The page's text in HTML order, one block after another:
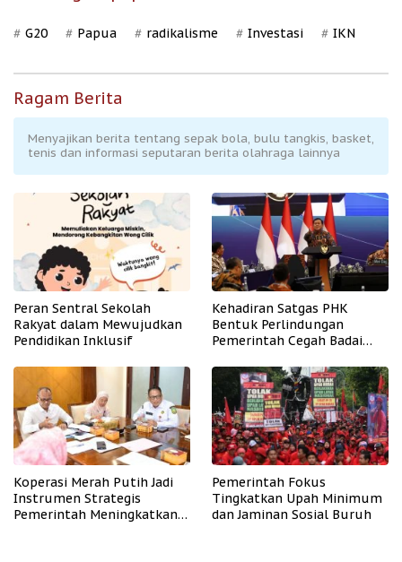
G20 Papua radikalisme Investasi IKN
Ragam Berita
Menyajikan berita tentang sepak bola, bulu tangkis, basket,
tenis dan informasi seputaran berita olahraga lainnya
Peran Sentral Sekolah
Rakyat dalam Mewujudkan
Pendidikan Inklusif
Kehadiran Satgas PHK
Bentuk Perlindungan
Pemerintah Cegah Badai
Koperasi Merah Putih Jadi
Instrumen Strategis
Pemerintah Meningkatkan
Pemerintah Fokus
Tingkatkan Upah Minimum
dan Jaminan Sosial Buruh